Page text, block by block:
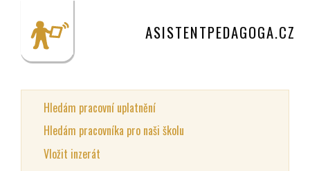
ASISTENTPEDAGOGA.CZ
Hledám pracovní uplatnění
Hledám pracovníka pro naši školu
Vložit inzerát